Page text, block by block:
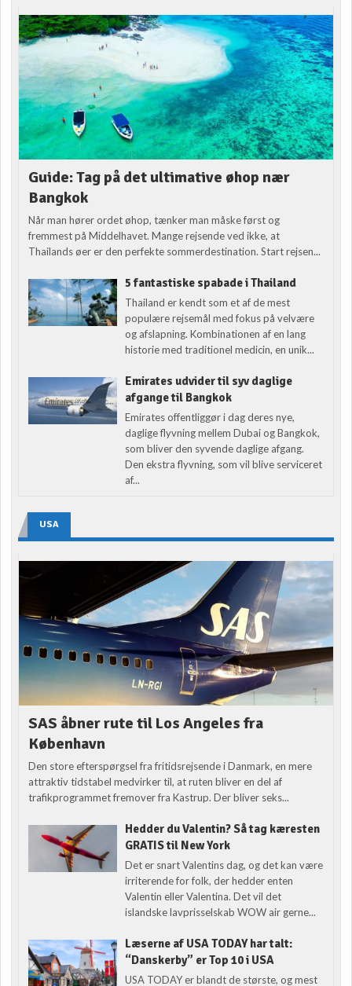
Guide: Tag på det ultimative øhop nær
Bangkok
Når man hører ordet øhop, tænker man måske først og
fremmest på Middelhavet. Mange rejsende ved ikke, at
Thailands øer er den perfekte sommerdestination. Start rejsen...
5 fantastiske spabade i Thailand
Thailand er kendt som et af de mest
populære rejsemål med fokus på velvære
og afslapning. Kombinationen af en lang
historie med traditionel medicin, en unik...
Emirates udvider til syv daglige
afgange til Bangkok
Emirates offentliggør i dag deres nye,
daglige flyvning mellem Dubai og Bangkok,
som bliver den syvende daglige afgang.
Den ekstra flyvning, som vil blive serviceret
af...
USA
SAS åbner rute til Los Angeles fra
København
Den store efterspørgsel fra fritidsrejsende i Danmark, en mere
attraktiv tidstabel medvirker til, at ruten bliver en del af
trafikprogrammet fremover fra Kastrup. Der bliver seks...
Hedder du Valentin? Så tag kæresten
GRATIS til New York
Det er snart Valentins dag, og det kan være
irriterende for folk, der hedder enten
Valentin eller Valentina. Det vil det
islandske lavprisselskab WOW air gerne...
Læserne af USA TODAY har talt:
“Danskerby” er Top 10 i USA
USA TODAY er blandt de største, og mest